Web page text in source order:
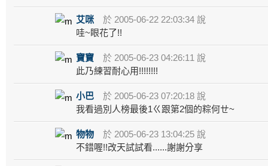
艾咪
於 2005-06-22 22:03:34 說
哇~眼花了!!
寶寶
於 2005-06-23 04:26:11 說
此乃練習耐心用!!!!!!!!
小巴
於 2005-06-23 07:20:18 說
我看過別人榜最後1ㄍ跟第2個的粽何ㄝ~
物物
於 2005-06-23 13:04:25 說
不錯喔!!改天試試看......謝謝分享